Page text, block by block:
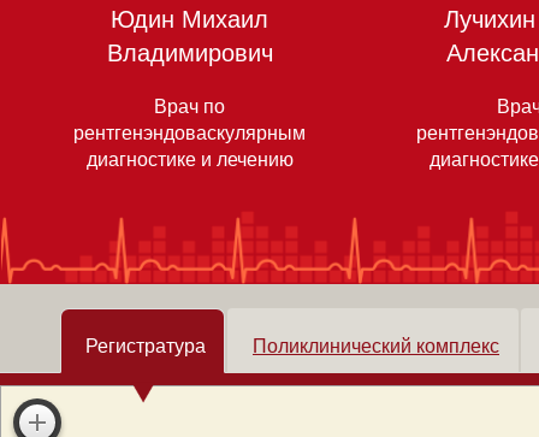
Юдин Михаил
Владимирович
Врач по
рентгенэндоваскулярным
диагностике и лечению
Регистратура Поликлинический комплекс